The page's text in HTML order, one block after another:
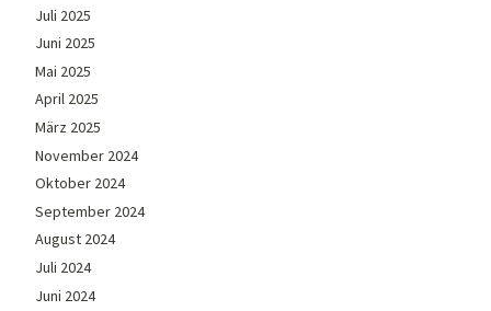
Juli 2025
Juni 2025
Mai 2025
April 2025
März 2025
November 2024
Oktober 2024
September 2024
August 2024
Juli 2024
Juni 2024